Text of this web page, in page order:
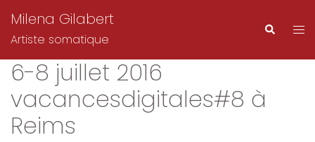
au
contenu
Milena Gilabert
Artiste somatique
6-8 juillet 2016
vacancesdigitales#8 à
Reims